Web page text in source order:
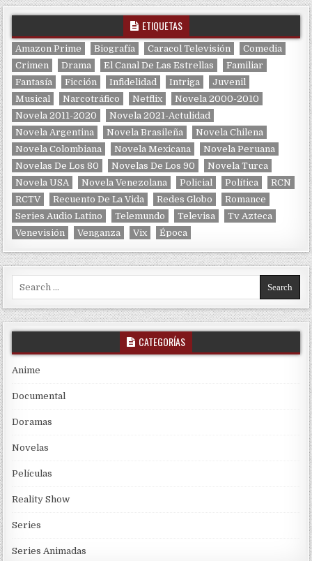
ETIQUETAS
Amazon Prime Biografía Caracol Televisión
Comedia
Crimen
Drama El Canal De Las Estrellas
Familiar
Fantasía
Ficción Infidelidad Intriga
Juvenil
Musical
Narcotráfico Netflix
Novela 2000-2010
Novela 2011-2020
Novela 2021-Actulidad
Novela Argentina
Novela Brasileña
Novela Chilena
Novela Colombiana
Novela Mexicana
Novela Peruana
Novelas De Los 80
Novelas De Los 90
Novela Turca
Novela USA
Novela Venezolana Policial Política
RCN
RCTV
Recuento De La Vida Redes Globo
Romance
Series Audio Latino
Telemundo Televisa
Tv Azteca
Venevisión
Venganza Vix Época
CATEGORÍAS
Anime
Documental
Doramas
Novelas
Películas
Reality Show
Series
Series Animadas